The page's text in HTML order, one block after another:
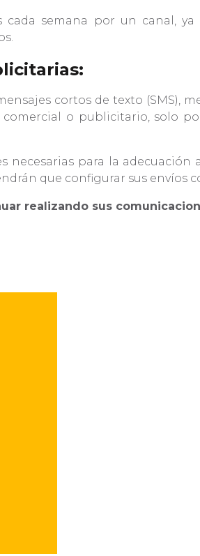
semana por un canal,
cortos de texto (SMS),
o publicitario, solo
necesarias para la
que configurar sus envíos
realizando sus